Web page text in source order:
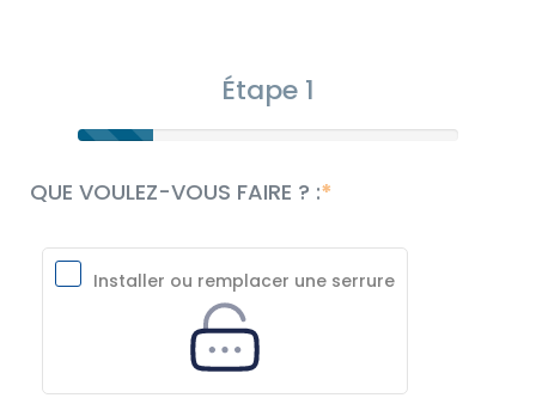
Étape 1
QUE VOULEZ-VOUS FAIRE ? :
Installer ou remplacer une serrure